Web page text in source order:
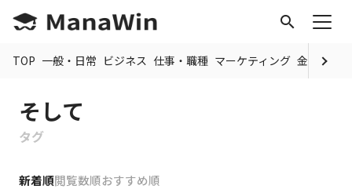
search
TOP 一般・日常 ビジネス 仕事・職種 マーケティング 金融 制度
そして
タグ
新着順閲覧数順おすすめ順